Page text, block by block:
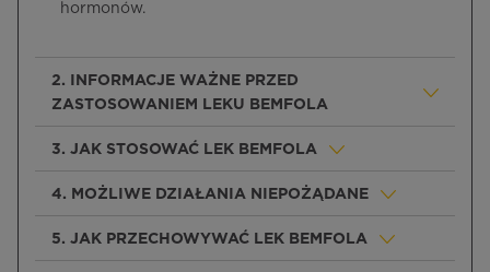
hormonów.
2. INFORMACJE WAŻNE PRZED
ZASTOSOWANIEM LEKU BEMFOLA
3. JAK STOSOWAĆ LEK BEMFOLA
4. MOŻLIWE DZIAŁANIA NIEPOŻĄDANE
5. JAK PRZECHOWYWAĆ LEK BEMFOLA